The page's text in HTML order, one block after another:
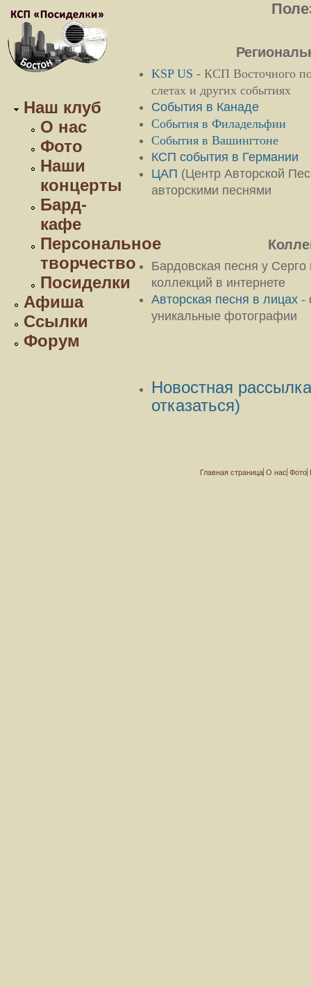
Наш клуб
О нас
Фото
Наши
концерты
Бард-
кафе
Персональное
творчество
Посиделки
Афиша
Ссылки
Форум
KSP US - КСП Восточного
слетах и других событиях
События в Канаде
События в Филадельфии
События в Вашингтоне
КСП события в Германии
ЦАП (Центр Авторской
авторскими песнями
Бардовская песня у
коллекций в интернете
Авторская песня в лицах-
уникальные фотографии
Новостная
отказаться)
Главная страница О нас Фото